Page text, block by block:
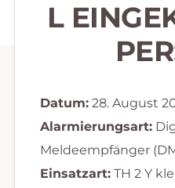
L
Datum:28. August
Alarmierungsart:
Meldeempfänger
Einsatzart:TH 2 Y